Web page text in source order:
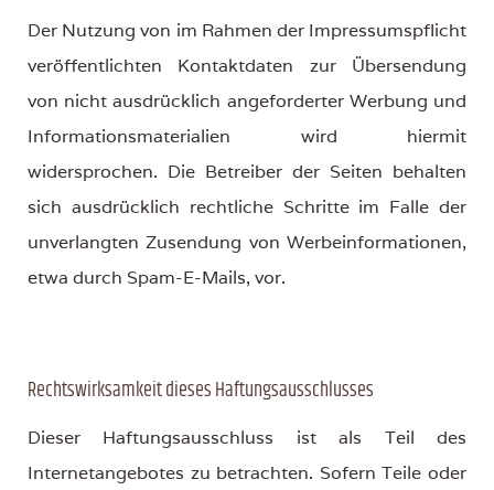
Der Nutzung von im Rahmen der Impressumspflicht
veröffentlichten Kontaktdaten zur Übersendung
von nicht ausdrücklich angeforderter Werbung und
Informationsmaterialien wird hiermit
widersprochen. Die Betreiber der Seiten behalten
sich ausdrücklich rechtliche Schritte im Falle der
unverlangten Zusendung von Werbeinformationen,
etwa durch Spam-E-Mails, vor.
Rechtswirksamkeit dieses Haftungsausschlusses
Dieser Haftungsausschluss ist als Teil des
Internetangebotes zu betrachten. Sofern Teile oder